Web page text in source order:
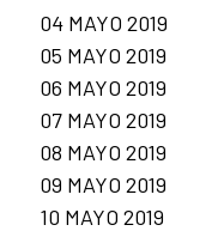
04 MAYO 2019
05 MAYO 2019
06 MAYO 2019
07 MAYO 2019
08 MAYO 2019
09 MAYO 2019
10 MAYO 2019